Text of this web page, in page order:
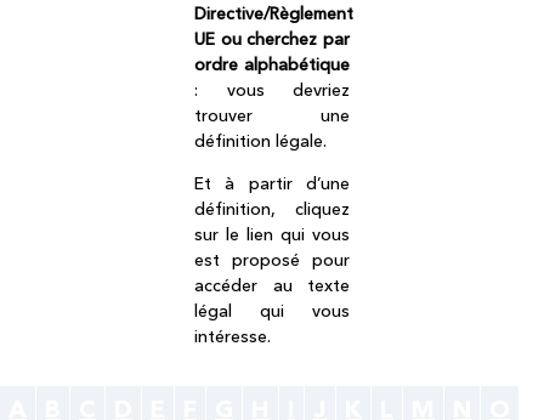
Directive/Règlement
UE ou cherchez par
ordre alphabétique
: vous devriez
trouver une
définition légale.
Et à partir d’une
définition, cliquez
sur le lien qui vous
est proposé pour
accéder au texte
légal qui vous
intéresse.